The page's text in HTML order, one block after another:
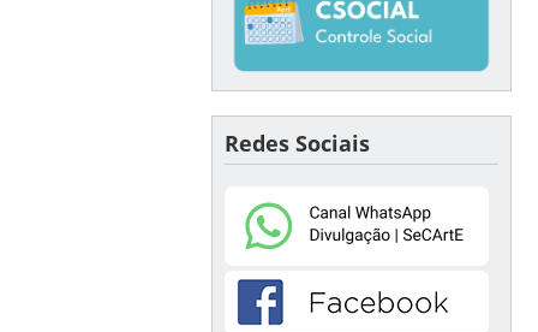
Redes Sociais